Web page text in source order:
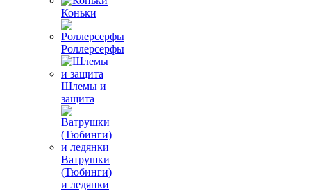
Коньки
Роллерсерфы
Шлемы и
защита
Ватрушки
(Тюбинги)
и ледянки